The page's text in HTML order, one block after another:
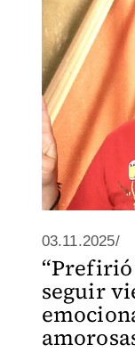
03.11.2025/
seguir